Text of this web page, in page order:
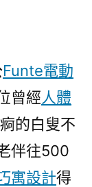
Funte電動
曾經人體
的白叟不
伴往500
寓設計得